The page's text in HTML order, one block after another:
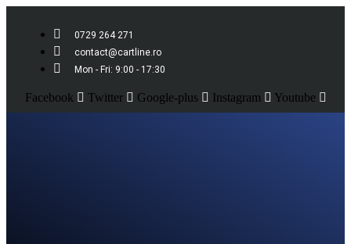
0729 264 271
contact@cartline.ro
Mon - Fri: 9:00 - 17:30
Facebook Twitter Google-plus Instagram Youtube